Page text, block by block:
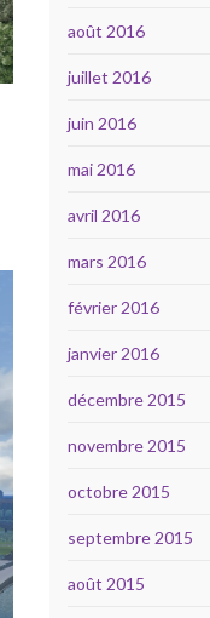
août 2016
juillet 2016
juin 2016
mai 2016
avril 2016
mars 2016
février 2016
janvier 2016
décembre 2015
novembre 2015
octobre 2015
septembre 2015
août 2015